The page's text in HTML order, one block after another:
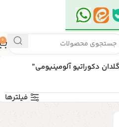
0
دکوراتیو آلومینیومی”
فیلترها